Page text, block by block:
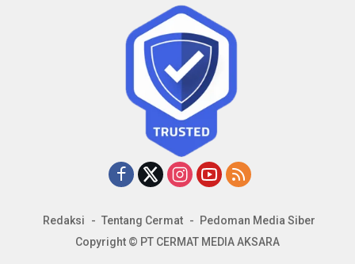
Redaksi Tentang Cermat
Pedoman Media Siber
Copyright © PT CERMAT MEDIA AKSARA